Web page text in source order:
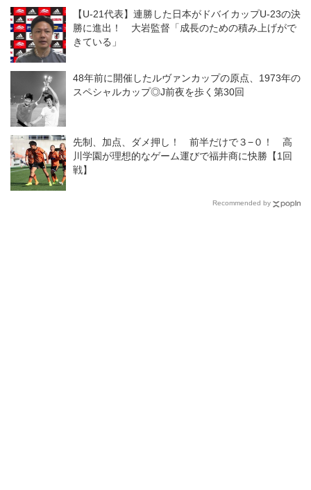
「当たり前だけどやっぱり大
切」だと思ったこと【U-21代表】連勝した日本がドバイカップU-23の決
勝に進出！ 大岩監督「成長のための積み上げがで
きている」
48年前に開催したルヴァンカップの原点、1973年の
スペシャルカップ◎J前夜を歩く第30回
先制、加点、ダメ押し！ 前半だけで３−０！ 高
川学園が理想的なゲーム運びで福井商に快勝【1回
戦】
Recommended by